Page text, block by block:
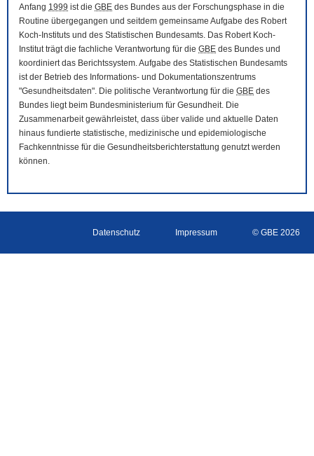
Anfang 1999 ist die GBE des Bundes aus der Forschungsphase in die
Routine übergegangen und seitdem gemeinsame Aufgabe des Robert
Koch-Instituts und des Statistischen Bundesamts. Das Robert Koch-
Institut trägt die fachliche Verantwortung für die GBE des Bundes und
koordiniert das Berichtssystem. Aufgabe des Statistischen Bundesamts
ist der Betrieb des Informations- und Dokumentationszentrums
"Gesundheitsdaten". Die politische Verantwortung für die GBE des
Bundes liegt beim Bundesministerium für Gesundheit. Die
Zusammenarbeit gewährleistet, dass über valide und aktuelle Daten
hinaus fundierte statistische, medizinische und epidemiologische
Fachkenntnisse für die Gesundheitsberichterstattung genutzt werden
können.
Datenschutz Impressum © GBE 2026